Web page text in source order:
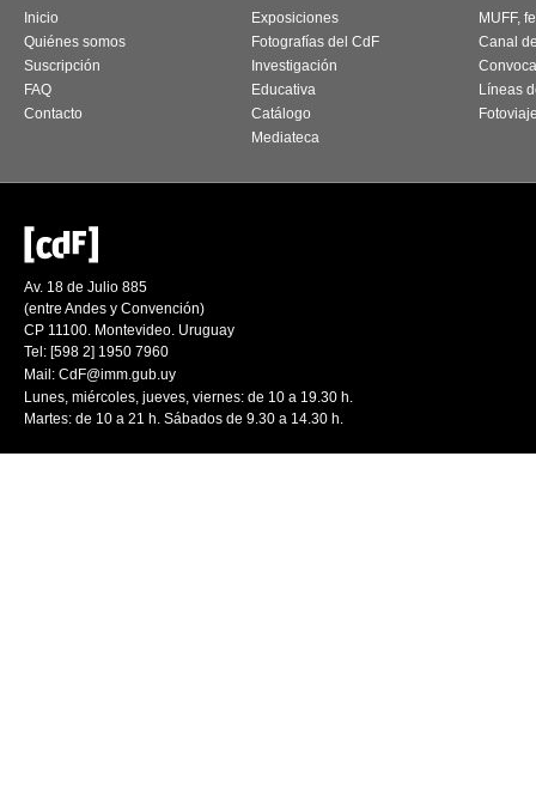
Inicio
Quiénes somos
Suscripción
FAQ
Contacto
Exposiciones
Fotografías del CdF
Investigación
Educativa
Catálogo
Mediateca
MUFF,
Canal
Líneas
Av. 18 de Julio 885
(entre Andes y Convención)
CP 11100. Montevideo. Uruguay
Tel: [598 2] 1950 7960
Mail: CdF@imm.gub.uy
Lunes, miércoles, jueves, viernes: de 10 a 19.30 h.
Martes: de 10 a 21 h. Sábados de 9.30 a 14.30 h.